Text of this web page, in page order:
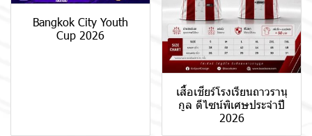
Bangkok City Youth
Cup 2026
เสื้อเชียร์โรงเรียนถาวรานุ
กูล ดีไซน์พิเศษประจำปี
2026